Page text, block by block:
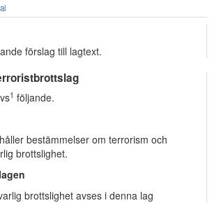
förslag till lagtext.
1 följande.
bestämmelser om terrorism och
brottslighet.
brottslighet avses i denna lag